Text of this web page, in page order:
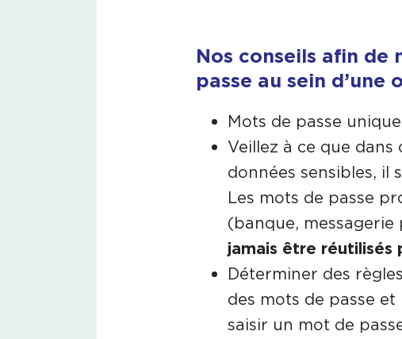
Nos conseils afin de
passe au sein d’une
Mots de passe
Veillez à ce que
données sensibles, il
Les mots de passe
(banque,
jamais être réutilisés
Déterminer des
des mots de passe
saisir un mot de